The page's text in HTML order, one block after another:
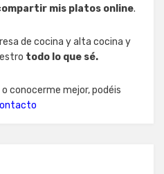
mis platos online.
de cocina y alta cocina y
todo lo que sé.
conocerme mejor, podéis